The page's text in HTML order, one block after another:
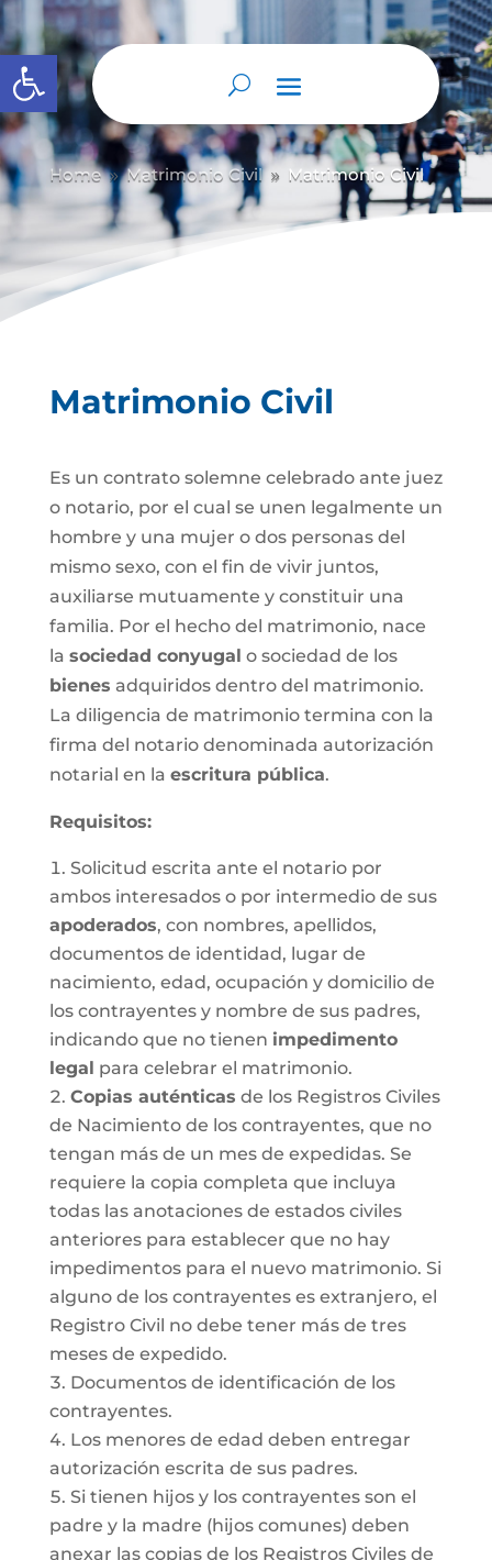
Abrir barra de herramientas
Home 9 Matrimonio Civil 9 Matrimonio Civil
Matrimonio Civil
Es un contrato solemne celebrado ante juez
o notario, por el cual se unen legalmente un
hombre y una mujer o dos personas del
mismo sexo, con el fin de vivir juntos,
auxiliarse mutuamente y constituir una
familia. Por el hecho del matrimonio, nace
la sociedad conyugal o sociedad de los
bienes adquiridos dentro del matrimonio.
La diligencia de matrimonio termina con la
firma del notario denominada autorización
notarial en la escritura pública.
Requisitos:
Solicitud escrita ante el notario por
ambos interesados o por intermedio de sus
apoderados, con nombres, apellidos,
documentos de identidad, lugar de
nacimiento, edad, ocupación y domicilio de
los contrayentes y nombre de sus padres,
indicando que no tienen impedimento
legal para celebrar el matrimonio.
Copias auténticas de los Registros Civiles
de Nacimiento de los contrayentes, que no
tengan más de un mes de expedidas. Se
requiere la copia completa que incluya
todas las anotaciones de estados civiles
anteriores para establecer que no hay
impedimentos para el nuevo matrimonio. Si
alguno de los contrayentes es extranjero, el
Registro Civil no debe tener más de tres
meses de expedido.
Documentos de identificación de los
contrayentes.
Los menores de edad deben entregar
autorización escrita de sus padres.
Si tienen hijos y los contrayentes son el
padre y la madre (hijos comunes) deben
anexar las copias de los Registros Civiles de